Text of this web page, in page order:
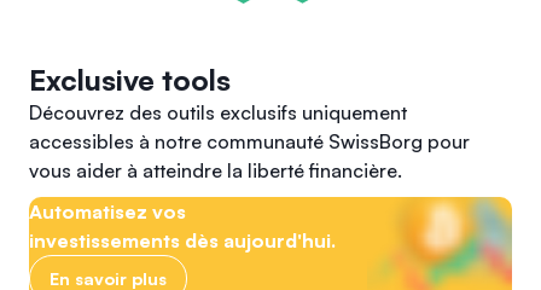
Exclusive tools
Découvrez des outils exclusifs uniquement
accessibles à notre communauté SwissBorg pour
vous aider à atteindre la liberté financière.
Automatisez vos
investissements dès aujourd'hui.
En savoir plus